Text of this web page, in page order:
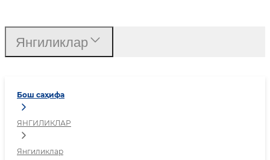
Бош саҳифа
ЯНГИЛИКЛАР
Янгиликлар
Янгиликлар